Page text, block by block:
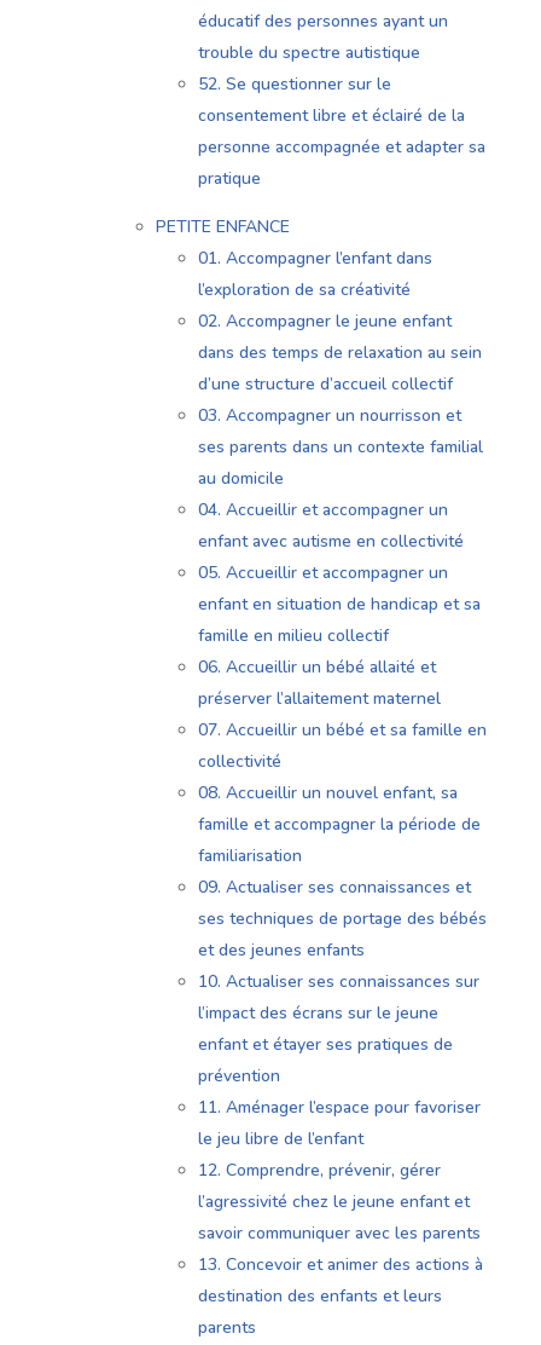
éducatif des personnes ayant un
trouble du spectre autistique
52. Se questionner sur le
consentement libre et éclairé de la
personne accompagnée et adapter sa
pratique
PETITE ENFANCE
01. Accompagner l’enfant dans
l’exploration de sa créativité
02. Accompagner le jeune enfant
dans des temps de relaxation au sein
d’une structure d’accueil collectif
03. Accompagner un nourrisson et
ses parents dans un contexte familial
au domicile
04. Accueillir et accompagner un
enfant avec autisme en collectivité
05. Accueillir et accompagner un
enfant en situation de handicap et sa
famille en milieu collectif
06. Accueillir un bébé allaité et
préserver l’allaitement maternel
07. Accueillir un bébé et sa famille en
collectivité
08. Accueillir un nouvel enfant, sa
famille et accompagner la période de
familiarisation
09. Actualiser ses connaissances et
ses techniques de portage des bébés
et des jeunes enfants
10. Actualiser ses connaissances sur
l’impact des écrans sur le jeune
enfant et étayer ses pratiques de
prévention
11. Aménager l’espace pour favoriser
le jeu libre de l’enfant
12. Comprendre, prévenir, gérer
l’agressivité chez le jeune enfant et
savoir communiquer avec les parents
13. Concevoir et animer des actions à
destination des enfants et leurs
parents